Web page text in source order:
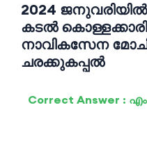
2024
കടൽ
നാവികസേന
ചരക്കുകപ്പൽ
Correct Answer :